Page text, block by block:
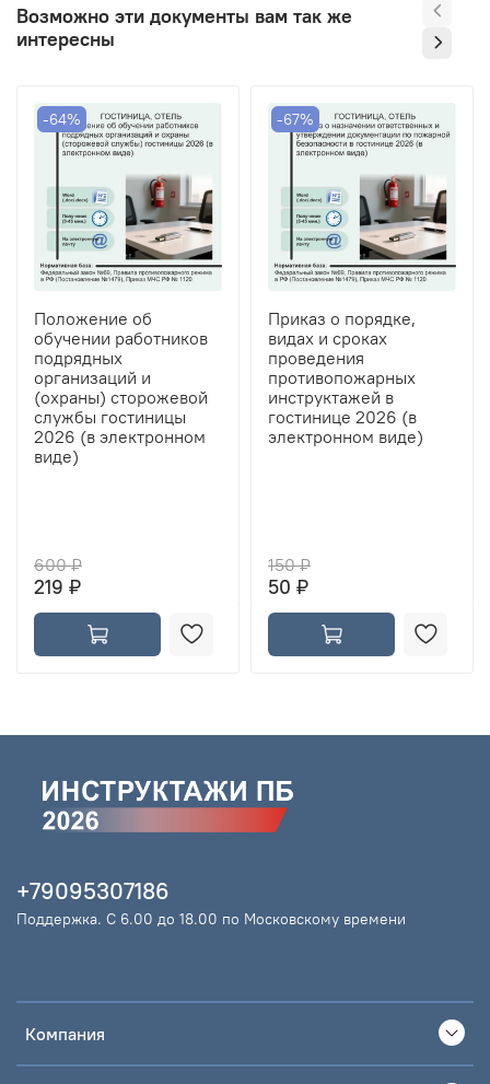
Возможно эти документы вам так же
интересны
-64%
Положение об
обучении работников
подрядных
организаций и
(охраны) сторожевой
службы гостиницы
2026 (в электронном
виде)
600 ₽
219 ₽
-67%
Приказ о порядке,
видах и сроках
проведения
противопожарных
инструктажей в
гостинице 2026 (в
электронном виде)
150 ₽
50 ₽
Компания
+79095307186
Поддержка. С 6.00 до 18.00 по Московскому времени